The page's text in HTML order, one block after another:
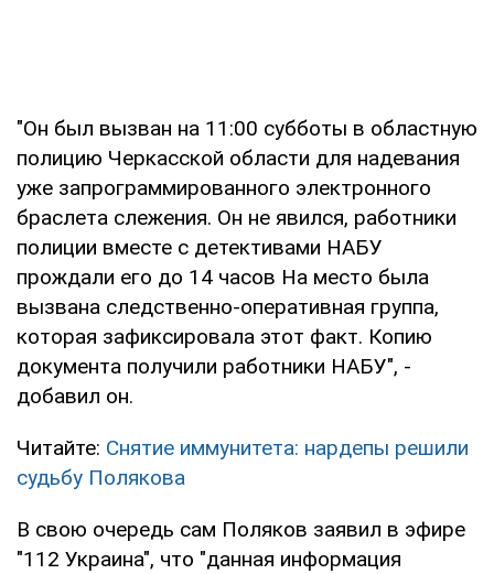
"Он был вызван на 11:00 субботы в областную
полицию Черкасской области для надевания
уже запрограммированного электронного
браслета слежения. Он не явился, работники
полиции вместе с детективами НАБУ
прождали его до 14 часов На место была
вызвана следственно-оперативная группа,
которая зафиксировала этот факт. Копию
документа получили работники НАБУ", -
добавил он.
Читайте: Снятие иммунитета: нардепы решили
судьбу Полякова
В свою очередь сам Поляков заявил в эфире
"112 Украина", что "данная информация